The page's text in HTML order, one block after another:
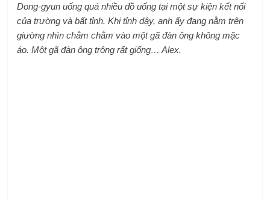
Dong-gyun uống quá nhiều đồ uống tại một sự kiện kết nối
của trường và bất tỉnh. Khi tỉnh dậy, anh ấy đang nằm trên
giường nhìn chằm chằm vào một gã đàn ông không mặc
áo. Một gã đàn ông trông rất giống… Alex.